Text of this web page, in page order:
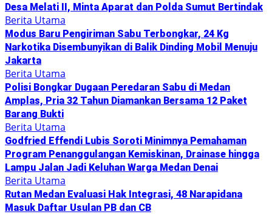
Desa Melati II, Minta Aparat dan Polda Sumut Bertindak
Berita Utama
Modus Baru Pengiriman Sabu Terbongkar, 24 Kg
Narkotika Disembunyikan di Balik Dinding Mobil Menuju
Jakarta
Berita Utama
Polisi Bongkar Dugaan Peredaran Sabu di Medan
Amplas, Pria 32 Tahun Diamankan Bersama 12 Paket
Barang Bukti
Berita Utama
Godfried Effendi Lubis Soroti Minimnya Pemahaman
Program Penanggulangan Kemiskinan, Drainase hingga
Lampu Jalan Jadi Keluhan Warga Medan Denai
Berita Utama
Rutan Medan Evaluasi Hak Integrasi, 48 Narapidana
Masuk Daftar Usulan PB dan CB